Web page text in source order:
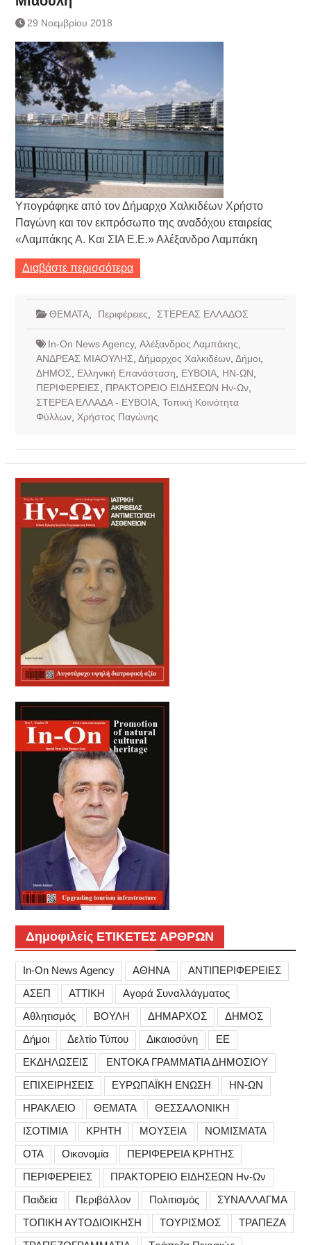
Ημερήσιο Δελτίο Τιμών
Συναλλάγματος &
Τραπεζογραμματίων 4-3-2019
Κάθοδος αγροτών
Δικαιοσύνη
29 Νοεμβρίου 2018
Υπογράφηκε από τον Δήμαρχο Χαλκιδέων Χρήστο
Παγώνη και τον εκπρόσωπο της αναδόχου εταιρείας
«Λαμπάκης Α. Και ΣΙΑ Ε.Ε.» Αλέξανδρο Λαμπάκη
Διαβάστε περισσότερα
ΘΕΜΑΤΑ, Περιφέρειες ΣΤΕΡΕΑΣ ΕΛΛΑΔΟΣ
In-On News Agency, Αλέξανδρος Λαμπάκης
ΑΝΔΡΕΑΣ ΜΙΑΟΥΛΗΣ Δήμαρχος Χαλκιδέων, Δήμοι,
ΔΗΜΟΣ
Ελληνική Επανάσταση ΕΥΒΟΙΑ, ΗΝ-ΩΝ
ΠΕΡΙΦΕΡΕΙΕΣ
ΠΡΑΚΤΟΡΕΙΟ ΕΙΔΗΣΕΩΝ Ην-Ων,
ΣΤΕΡΕΑ ΕΛΛΑΔΑ - ΕΥΒΟΙΑ, Τοπική Κοινότητα
Φύλλων, Χρήστος Παγώνης
Δημοφιλείς ΕΤΙΚΕΤΕΣ ΑΡΘΡΩΝ
In-On News Agency ΑΘΗΝΑ
ΑΝΤΙΠΕΡΙΦΕΡΕΙΕΣ
ΑΣΕΠ
ΑΤΤΙΚΗ
Αγορά Συναλλάγματος
Αθλητισμός
ΒΟΥΛΗ ΔΗΜΑΡΧΟΣ
ΔΗΜΟΣ
Δήμοι
Δελτίο Τύπου Δικαιοσύνη
ΕΕ
ΕΚΔΗΛΩΣΕΙΣ
ΕΝΤΟΚΑ ΓΡΑΜΜΑΤΙΑ ΔΗΜΟΣΙΟΥ
ΕΠΙΧΕΙΡΗΣΕΙΣ
ΕΥΡΩΠΑΪΚΗ ΕΝΩΣΗ
ΗΝ-ΩΝ
ΗΡΑΚΛΕΙΟ
ΘΕΜΑΤΑ
ΘΕΣΣΑΛΟΝΙΚΗ
ΙΣΟΤΙΜΙΑ
ΚΡΗΤΗ ΜΟΥΣΕΙΑ
ΝΟΜΙΣΜΑΤΑ
ΟΤΑ
Οικονομία
ΠΕΡΙΦΕΡΕΙΑ ΚΡΗΤΗΣ
ΠΕΡΙΦΕΡΕΙΕΣ
ΠΡΑΚΤΟΡΕΙΟ ΕΙΔΗΣΕΩΝ Ην-Ων
Παιδεία
Περιβάλλον Πολιτισμός
ΣΥΝΑΛΛΑΓΜΑ
ΤΟΠΙΚΗ ΑΥΤΟΔΙΟΙΚΗΣΗ
ΤΟΥΡΙΣΜΟΣ
ΤΡΑΠΕΖΑ